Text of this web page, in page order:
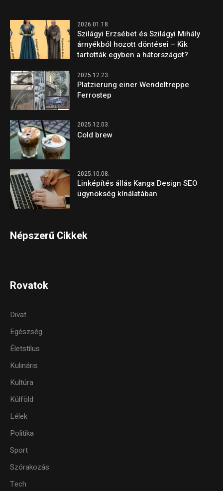
2026.01.18.
Szilágyi Erzsébet és Szilágyi Mihály
árnyékból hozott döntései – Kik
tartották egyben a hátországot?
2025.12.23.
Platzierung einer Wendeltreppe
Ferrostep
2025.12.03.
Cold brew
2025.10.08.
Linképítés állás Kanga Design SEO
ügynökség kínálatában
Népszerű Cikkek
Rovatok
Divat
Egészség
Életstílus
Kulináris
Kultúra
Külföld
Lélek
Politika
Sport
Szórakozás
Tech